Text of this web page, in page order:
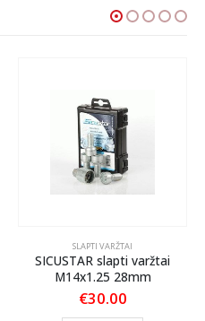
SLAPTI VARŽTAI
SICUSTAR slapti varžtai
M14x1.25 28mm
€30.00